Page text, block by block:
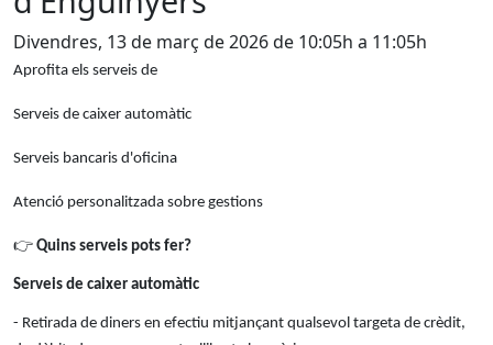
Divendres, 13 de març de 2026 de 10:05h a 11:05h
Aprofita els serveis de
Serveis de caixer automàtic
Serveis bancaris d'oficina
Atenció personalitzada sobre gestions
👉 Quins serveis pots fer?
Serveis de caixer automàtic
- Retirada de diners en efectiu mitjançant qualsevol targeta de crèdit,